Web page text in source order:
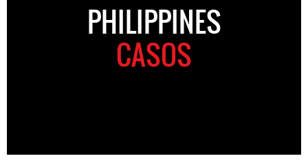
PHILIPPINES
CASOS